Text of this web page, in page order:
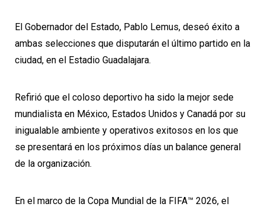
El Gobernador del Estado, Pablo Lemus, deseó éxito a
ambas selecciones que disputarán el último partido en la
ciudad, en el Estadio Guadalajara.
Refirió que el coloso deportivo ha sido la mejor sede
mundialista en México, Estados Unidos y Canadá por su
inigualable ambiente y operativos exitosos en los que
se presentará en los próximos días un balance general
de la organización.
En el marco de la Copa Mundial de la FIFA™ 2026, el